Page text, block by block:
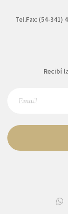
Tel.Fax: (54-341)
Recibí